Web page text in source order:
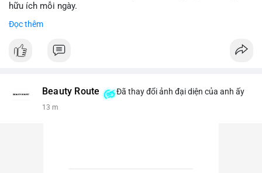
hữu ích mỗi ngày.
Đọc thêm
Beauty Route Đã thay đổi ảnh đại diện của anh ấy
13 m